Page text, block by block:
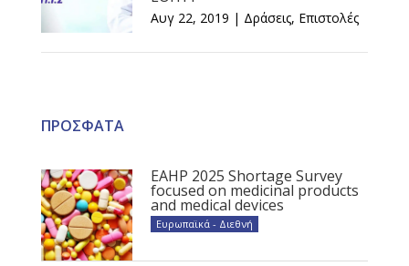
Αυγ 22, 2019 | Δράσεις, Επιστολές
ΠΡΟΣΦΑΤΑ
EAHP 2025 Shortage Survey
focused on medicinal products
and medical devices
Ευρωπαϊκά - Διεθνή